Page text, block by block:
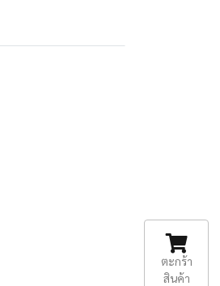
ตะกร้า
สินค้า